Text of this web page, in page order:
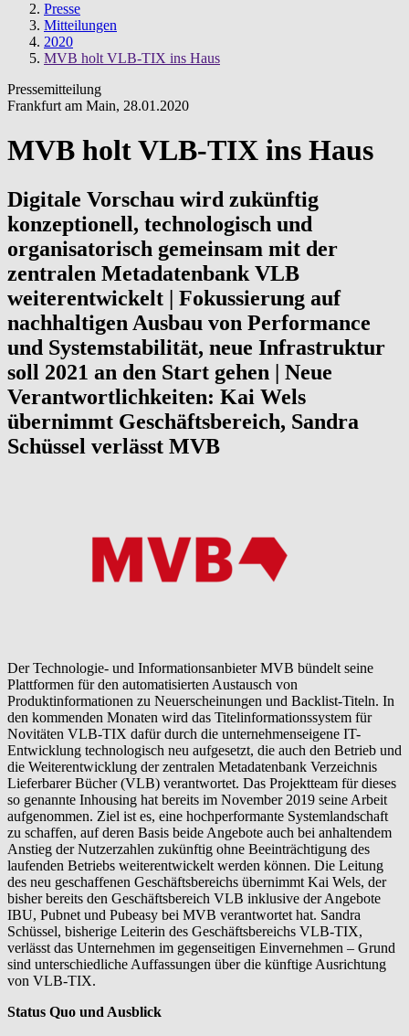
Presse
Mitteilungen
2020
MVB holt VLB-TIX ins Haus
Pressemitteilung
Frankfurt am Main, 28.01.2020
MVB holt VLB-TIX ins Haus
Digitale Vorschau wird zukünftig
konzeptionell, technologisch und
organisatorisch gemeinsam mit der
zentralen Metadatenbank VLB
weiterentwickelt | Fokussierung auf
nachhaltigen Ausbau von Performance
und Systemstabilität, neue Infrastruktur
soll 2021 an den Start gehen | Neue
Verantwortlichkeiten: Kai Wels
übernimmt Geschäftsbereich, Sandra
Schüssel verlässt MVB
Der Technologie- und Informationsanbieter MVB bündelt seine
Plattformen für den automatisierten Austausch von
Produktinformationen zu Neuerscheinungen und Backlist-Titeln. In
den kommenden Monaten wird das Titelinformationssystem für
Novitäten VLB-TIX dafür durch die unternehmenseigene IT-
Entwicklung technologisch neu aufgesetzt, die auch den Betrieb und
die Weiterentwicklung der zentralen Metadatenbank Verzeichnis
Lieferbarer Bücher (VLB) verantwortet. Das Projektteam für dieses
so genannte Inhousing hat bereits im November 2019 seine Arbeit
aufgenommen. Ziel ist es, eine hochperformante Systemlandschaft
zu schaffen, auf deren Basis beide Angebote auch bei anhaltendem
Anstieg der Nutzerzahlen zukünftig ohne Beeinträchtigung des
laufenden Betriebs weiterentwickelt werden können. Die Leitung
des neu geschaffenen Geschäftsbereichs übernimmt Kai Wels, der
bisher bereits den Geschäftsbereich VLB inklusive der Angebote
IBU, Pubnet und Pubeasy bei MVB verantwortet hat. Sandra
Schüssel, bisherige Leiterin des Geschäftsbereichs VLB-TIX,
verlässt das Unternehmen im gegenseitigen Einvernehmen – Grund
sind unterschiedliche Auffassungen über die künftige Ausrichtung
von VLB-TIX.
Status Quo und Ausblick